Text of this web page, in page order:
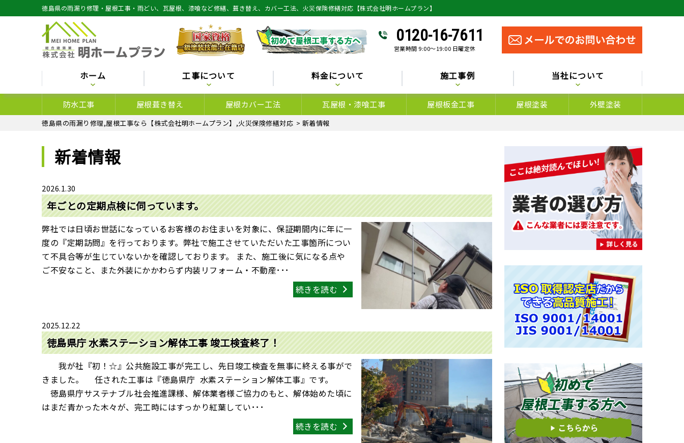
徳島県の雨漏り修理・屋根工事・雨どい、瓦屋根、漆喰など修繕、葺き替え、カバー工法、火災保険修繕対応【株式会社明ホームプラン】
0120-16-7611
営業時間 9:00～19:00 日曜定休
ホーム 工事について 料金について 施工事例 当社について
防水工事 屋根葺き替え 屋根カバー工法 瓦屋根・漆喰工事 屋根板金工事 屋根塗装 外壁塗装
徳島県の雨漏り修理,屋根工事なら【株式会社明ホームプラン】,火災保険修繕対応 > 新着情報
新着情報
2026.1.30
年ごとの定期点検に伺っています。
弊社では日頃お世話になっているお客様のお住まいを対象に、保証期間内に年に一
度の『定期訪問』を行っております。弊社で施工させていただいた工事箇所につい
て不具合等が生じていないかを確認しております。 また、施工後に気になる点や
ご不安なこと、また外装にかかわらず内装リフォーム・不動産･･･
続きを読む
2025.12.22
徳島県庁 水素ステーション解体工事 竣工検査終了！
我が社『初！☆』公共施設工事が完工し、先日竣工検査を無事に終える事がで
きました。 任された工事は『徳島県庁 水素ステーション解体工事』です。
徳島県庁サステナブル社会推進課様、解体業者様ご協力のもと、解体始めた頃に
はまだ青かった木々が、完工時にはすっかり紅葉してい･･･
続きを読む